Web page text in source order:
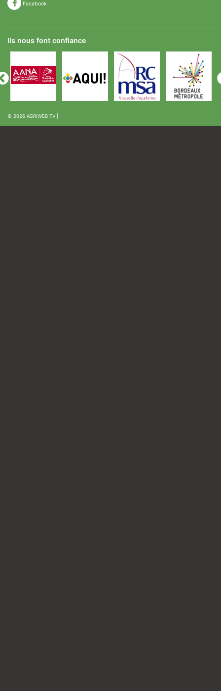
Facebook
Ils nous font confiance
© 2026 AGRIWEB TV